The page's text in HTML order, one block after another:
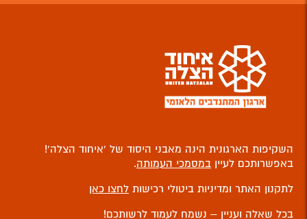
השקיפות הארגונית הינה מאבני היסוד של ‘איחוד הצלה’!
באפשרותכם לעיין במסמכי העמותה.
לתקנון האתר ומדיניות ביטולי רכישות לחצו כאן
בכל שאלה ועניין – נשמח לעמוד לרשותכם!